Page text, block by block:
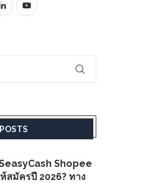
Shopee
สมัครปี 2026? ทาง